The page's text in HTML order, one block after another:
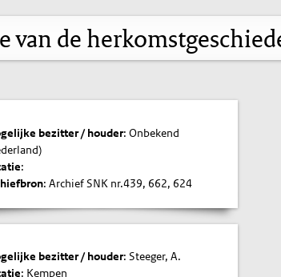
van de
bezitter / houder: Onbekend
:
: Archief SNK nr.439, 662, 624
bezitter / houder: Steeger, A.
: Kempen